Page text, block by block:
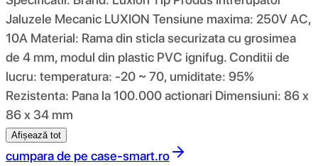
Jaluzele Mecanic LUXION Tensiune maxima: 250V AC,
10A Material: Rama din sticla securizata cu grosimea
de 4 mm, modul din plastic PVC ignifug. Conditii de
lucru: temperatura: -20 ~ 70, umiditate: 95%
Rezistenta: Pana la 100.000 actionari Dimensiuni: 86 x
86 x 34 mm
Afișează tot
cumpara de pe case-smart.ro